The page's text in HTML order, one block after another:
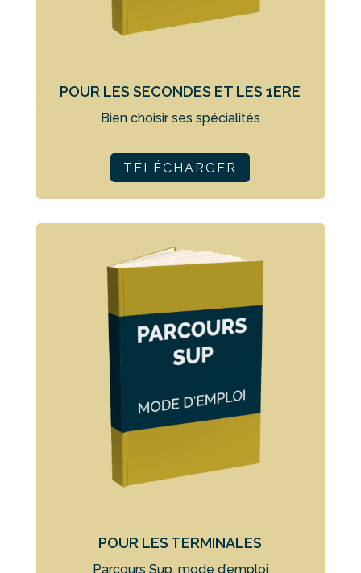
POUR LES SECONDES ET LES 1ERE
Bien choisir ses spécialités
TÉLÉCHARGER
POUR LES TERMINALES
Parcours Sup, mode d’emploi